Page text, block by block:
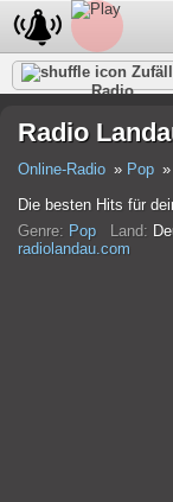
Radio
Radio
Online-Radio Pop
Die besten Hits für
Genre: Pop Land:
radiolandau.com